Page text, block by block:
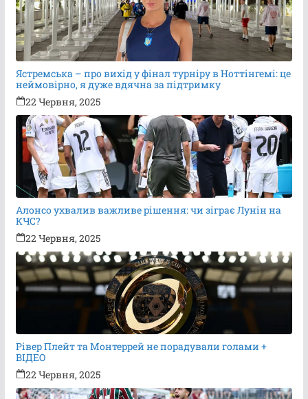
Ястремська – про вихід у фінал турніру в Ноттінгемі: це
неймовірно, я дуже вдячна за підтримку
22 Червня, 2025
Алонсо ухвалив важливе рішення: чи зіграє Лунін на
КЧС?
22 Червня, 2025
Рівер Плейт та Монтеррей не порадували голами +
ВІДЕО
22 Червня, 2025